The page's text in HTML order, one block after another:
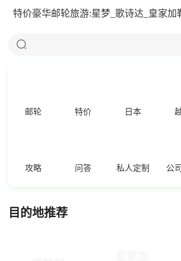
特价豪华邮轮旅游:星梦_歌诗达_皇家加

邮轮 特价 日本
攻略 问答 私人定制 公
目的地推荐